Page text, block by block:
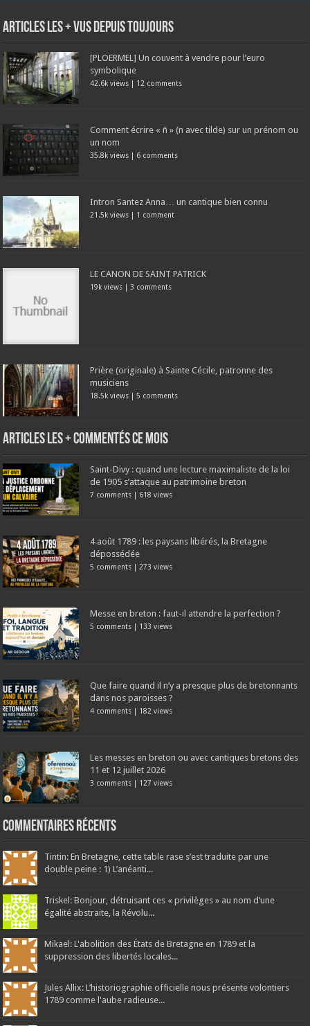
Articles les + vus depuis toujours
[PLOERMEL] Un couvent à vendre pour l’euro
symbolique
42.6k views 12 comments
Comment écrire « ñ » (n avec tilde) sur un prénom ou
un nom
35.8k views 6 comments
Intron Santez Anna… un cantique bien connu
21.5k views 1 comment
LE CANON DE SAINT PATRICK
19k views 3 comments
Prière (originale) à Sainte Cécile, patronne des
musiciens
18.5k views |5 comments
Articles les + commentés ce mois
Saint-Divy : quand une lecture maximaliste de la loi
de 1905 s’attaque au patrimoine breton
7 comments 618 views
4 août 1789 : les paysans libérés, la Bretagne
dépossédée
5 comments 273 views
Messe en breton : faut-il attendre la perfection ?
5 comments 133 views
Que faire quand il n’y a presque plus de bretonnants
dans nos paroisses ?
4 comments 182 views
Les messes en breton ou avec cantiques bretons des
11 et 12 juillet 2026
3 comments 127 views
Commentaires récents
Tintin: En Bretagne, cette table rase s’est traduite par une
double peine : 1) L’anéanti...
Triskel: Bonjour, détruisant ces « privilèges » au nom d’une
égalité abstraite, la Révolu...
Mikael: L'abolition des États de Bretagne en 1789 et la
suppression des libertés locales...
Jules Allix: L’historiographie officielle nous présente volontiers
1789 comme l'aube radieuse...